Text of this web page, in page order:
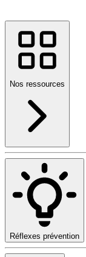
Nos ressources
Réflexes prévention